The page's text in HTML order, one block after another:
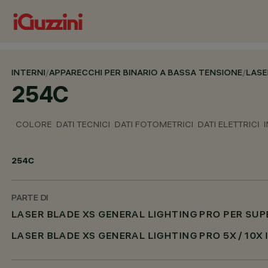
INTERNI/APPARECCHI PER BINARIO A BASSA TENSIONE/
254C
COLORE DATI TECNICI DATI FOTOMETRICI DATI ELETTRICI
254C
PARTE DI
LASER BLADE XS GENERAL LIGHTING PRO PER
LASER BLADE XS GENERAL LIGHTING PRO 5X /